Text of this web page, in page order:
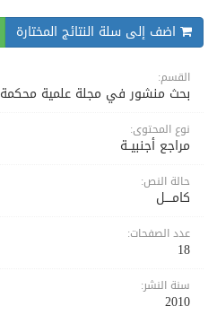
اضف إلى سلة النتائج المختارة
القسم:
بحث منشور في مجلة علمية محكمة
نوع المحتوى:
مراجع أجنبيــة
حالة النص:
كامــــل
عدد الصفحات:
18
سنة النشر:
2010